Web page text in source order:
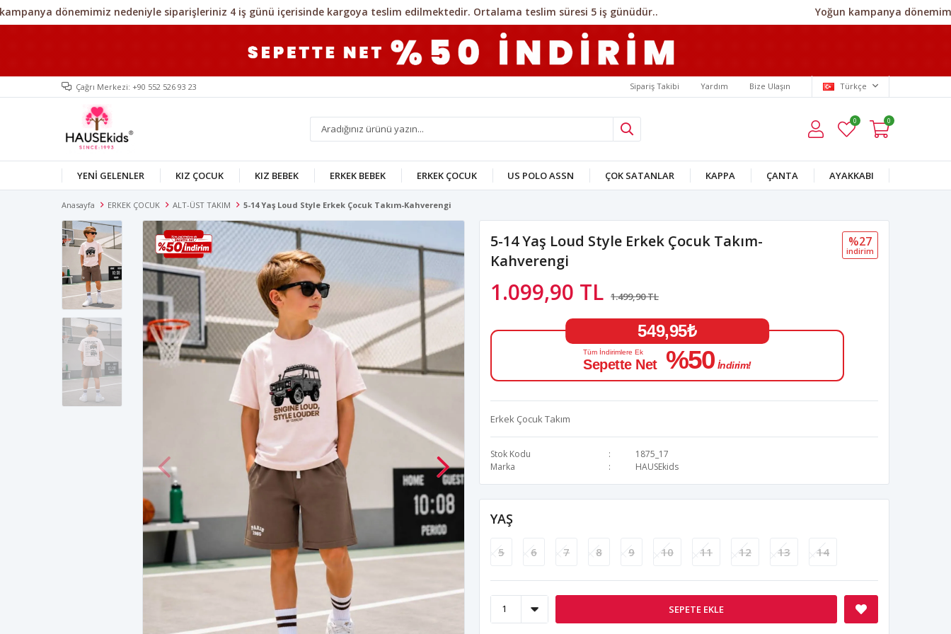
Yoğun kampanya
Çağrı Merkezi: +90 552 526 93 23 Sipariş Takibi Yardım Bize Ulaşın Türkçe
0 0
YENİ GELENLER KIZ ÇOCUK KIZ BEBEK ERKEK BEBEK ERKEK ÇOCUK US POLO ASSN ÇOK SATANLAR KAPPA ÇANTA AYAKKABI
Anasayfa ERKEK ÇOCUK ALT-ÜST TAKIM 5-14 Yaş Loud Style Erkek Çocuk Takım-Kahverengi
5-14 Yaş Loud Style Erkek Çocuk Takım-
Kahverengi
1.099,90 TL 1.499,90 TL
%27
i̇ndi̇ri̇m
549,95₺
Tüm İndirimlere Ek
Sepette Net %50 İndirim!
Erkek Çocuk Takım
Stok Kodu
1875_17
Marka
HAUSEkids
YAŞ
5 6 7 8 9 10 11 12 13 14
SEPETE EKLE